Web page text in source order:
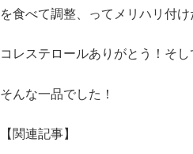
を食べて調整、ってメリハリ付
コレステロールありがとう！そし
そんな一品でした！
【関連記事】